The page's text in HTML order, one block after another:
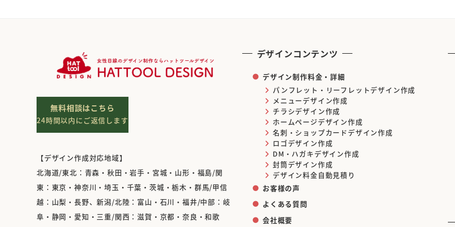
無料相談はこちら
24時間以内にご返信します
【デザイン作成対応地域】
北海道/東北：青森・秋田・岩手・宮城・山形・福島/関
東：東京・神奈川・埼玉・千葉・茨城・栃木・群馬/甲信
越：山梨・長野、新潟/北陸：富山・石川・福井/中部：岐
阜・静岡・愛知・三重/関西：滋賀・京都・奈良・和歌
デザインコンテンツ
デザイン制作料金・詳細
パンフレット・リーフレットデザイン作成
メニューデザイン作成
チラシデザイン作成
ホームページデザイン作成
名刺・ショップカードデザイン作成
ロゴデザイン作成
DM・ハガキデザイン作成
封筒デザイン作成
デザイン料金自動見積り
お客様の声
よくある質問
会社概要